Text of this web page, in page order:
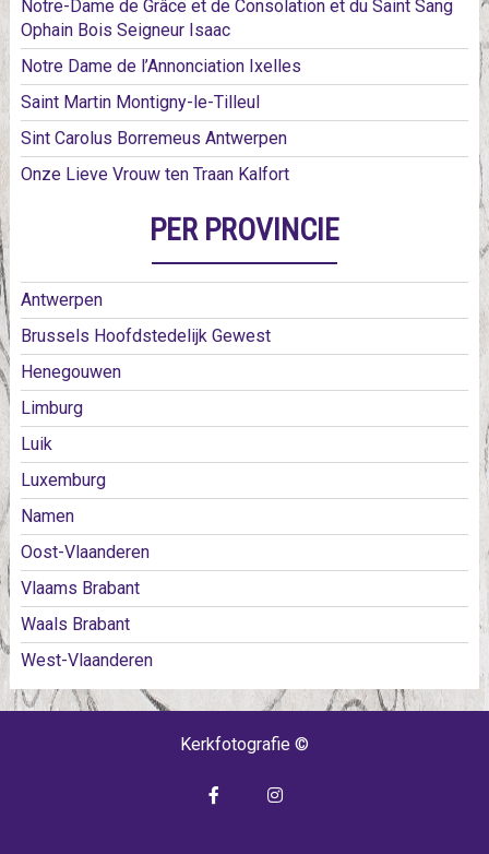
Notre-Dame de Grâce et de Consolation et du Saint Sang
Ophain Bois Seigneur Isaac
Notre Dame de l’Annonciation Ixelles
Saint Martin Montigny-le-Tilleul
Sint Carolus Borremeus Antwerpen
Onze Lieve Vrouw ten Traan Kalfort
PER PROVINCIE
Antwerpen
Brussels Hoofdstedelijk Gewest
Henegouwen
Limburg
Luik
Luxemburg
Namen
Oost-Vlaanderen
Vlaams Brabant
Waals Brabant
West-Vlaanderen
Kerkfotografie ©